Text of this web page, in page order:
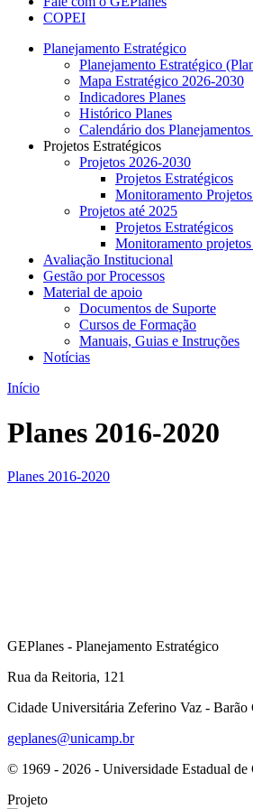
COPEI
Planejamento Estratégico
Planejamento Estratégico
Mapa Estratégico 2026-2030
Indicadores Planes
Histórico Planes
Calendário dos
Projetos Estratégicos
Projetos 2026-2030
Projetos Estratégicos
Monitoramento
Projetos até 2025
Projetos Estratégicos
Monitoramento
Avaliação Institucional
Gestão por Processos
Material de apoio
Documentos de Suporte
Cursos de Formação
Manuais, Guias e Instruções
Notícias
Início
Planes 2016-2020
Planes 2016-2020
GEPlanes - Planejamento Estratégico
Rua da Reitoria, 121
Cidade Universitária Zeferino Vaz -
geplanes@unicamp.br
© 1969 - 2026 - Universidade Estadual de
Projeto